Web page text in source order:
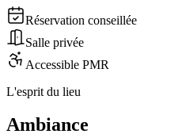
Réservation conseillée
Salle privée
Accessible PMR
L'esprit du lieu
Ambiance